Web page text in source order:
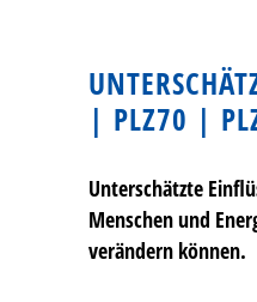
| PLZ70 |
Unterschätzte
Menschen und
verändern können.